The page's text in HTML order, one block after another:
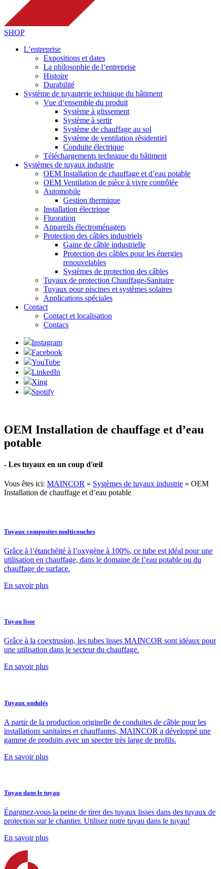
SHOP
L’entreprise
Expositions et dates
La philosophie de l‘entreprise
Histoire
Durabilité
Système de tuyauterie technique du bâtiment
Vue d‘ensemble du produit
Système à glissement
Système à sertir
Système de chauffage au sol
Système de ventilation résidentiel
Conduite électrique
Téléchargements technique du bâtiment
Systèmes de tuyaux industrie
OEM Installation de chauffage et d’eau potable
OEM Ventilation de pièce à vivre contrôlée
Automobile
Gestion thermique
Installation électrique
Fluoration
Appareils électroménagers
Protection des câbles industriels
Gaine de câble industrielle
Protection des câbles pour les énergies
renouvelables
Systèmes de protection des câbles
Tuyaux de protection Chauffage-Sanitaire
Tuyaux pour piscines et systèmes solaires
Applications spéciales
Contact
Contact et localisation
Contacs
Instagram
Facebook
YouTube
LinkedIn
Xing
Spotify
OEM Installation de chauffage et d’eau
potable
- Les tuyaux en un coup d'œil
Vous êtes ici: MAINCOR » Systèmes de tuyaux industrie » OEM
Installation de chauffage et d’eau potable
Tuyaux composites multicouches
Grâce à l’étanchéité à l’oxygène à 100%, ce tube est idéal pour une
utilisation en chauffage, dans le domaine de l’eau potable ou du
chauffage de surface.
En savoir plus
Tuyau lisse
Grâce à la coextrusion, les tubes lisses MAINCOR sont idéaux pour
une utilisation dans le secteur du chauffage.
En savoir plus
Tuyaux ondulés
A partir de la production originelle de conduites de câble pour les
installations sanitaires et chauffantes, MAINCOR a développé une
gamme de produits avec un spectre très large de profils.
En savoir plus
Tuyau dans le tuyau
Épargnez-vous la peine de tirer des tuyaux lisses dans des tuyaux de
protection sur le chantier. Utilisez notre tuyau dans le tuyau!
En savoir plus